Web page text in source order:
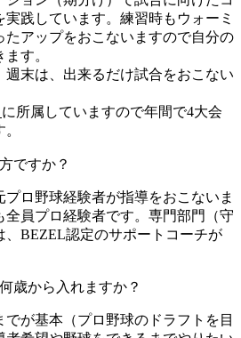
践しています。練習時もウォーミ
たアップをおこないますので自分の
す。
末は、出来るだけ試合をおこない
に所属していますので年間で4大会
ですか？
ロ野球経験者が指導をおこないま
員プロ経験者です。専門部門（守
、BEZEL認定のサポートコーチが
歳から入れますか？
が基本（プロ野球のドラフトを目